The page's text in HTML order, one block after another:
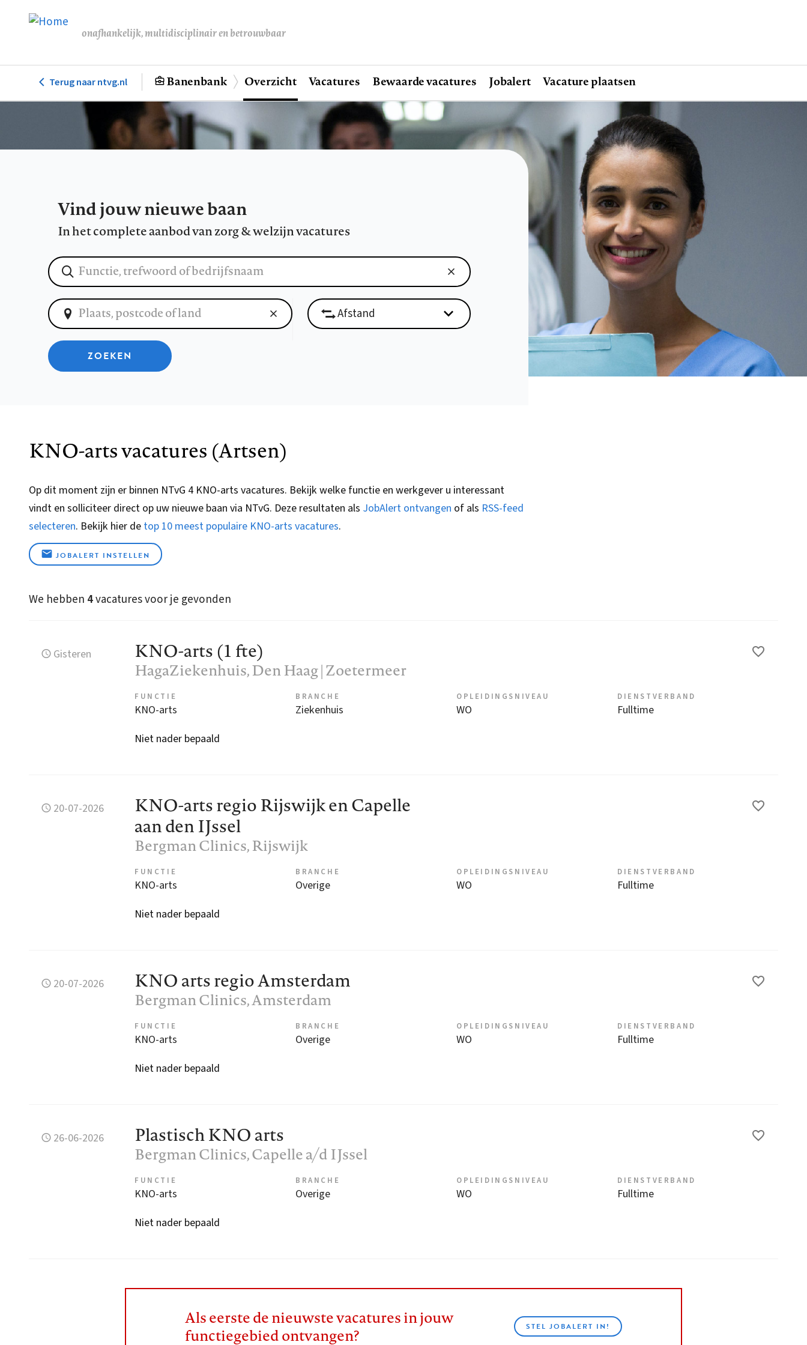
de
onafhankelijk, multidisciplinair en betrouwbaar
Hoofdnavigatie
Terug naar ntvg.nl Banenbank Overzicht Vacatures Bewaarde vacatures Jobalert Vacature plaatsen
Vind jouw nieuwe baan
In het complete aanbod van zorg & welzijn vacatures
ZOEKEN
KNO-arts vacatures (Artsen)
Op dit moment zijn er binnen NTvG 4 KNO-arts vacatures. Bekijk welke functie en werkgever u interessant
vindt en solliciteer direct op uw nieuwe baan via NTvG. Deze resultaten als JobAlert ontvangen of als RSS-feed
selecteren. Bekijk hier de top 10 meest populaire KNO-arts vacatures.
JOBALERT INSTELLEN
We hebben 4vacatures voor je gevonden
Gisteren KNO-arts (1 fte)
HagaZiekenhuis, Den Haag | Zoetermeer
FUNCTIE
KNO-arts
BRANCHE
Ziekenhuis
OPLEIDINGSNIVEAU
WO
DIENSTVERBAND
Fulltime
Niet nader bepaald
20-07-2026
KNO-arts regio Rijswijk en Capelle
aan den IJssel
Bergman Clinics, Rijswijk
FUNCTIE
KNO-arts
BRANCHE
Overige
OPLEIDINGSNIVEAU
WO
DIENSTVERBAND
Fulltime
Niet nader bepaald
20-07-2026 KNO arts regio Amsterdam
Bergman Clinics, Amsterdam
FUNCTIE
KNO-arts
BRANCHE
Overige
OPLEIDINGSNIVEAU
WO
DIENSTVERBAND
Fulltime
Niet nader bepaald
26-06-2026 Plastisch KNO arts
Bergman Clinics, Capelle a/d IJssel
FUNCTIE
KNO-arts
BRANCHE
Overige
OPLEIDINGSNIVEAU
WO
DIENSTVERBAND
Fulltime
Niet nader bepaald
Als eerste de nieuwste vacatures in jouw
functiegebied ontvangen?
STEL JOBALERT IN!